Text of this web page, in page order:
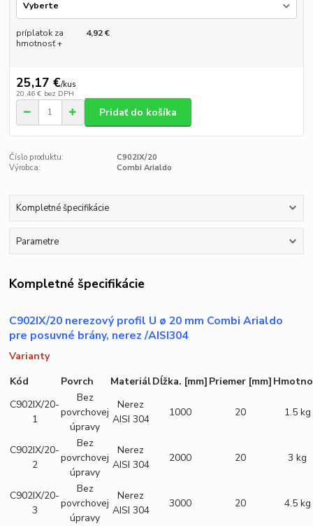
príplatok za
hmotnosť +
4,92 €
25,17 €/kus
20,46 € bez DPH
Pridať do košíka
Číslo produktu:
C902IX/20
Výrobca:
Combi Arialdo
Kompletné špecifikácie
Parametre
Kompletné špecifikácie
C902IX/20 nerezový profil U ø 20 mm Combi Arialdo
pre posuvné brány, nerez /AISI304
Varianty
Kód
Povrch MateriálDĺžka. [mm] Priemer [mm]
C902IX/20-
1
Bez
povrchovej
úpravy
Nerez
AISI 304
1000 20 1.5 kg
C902IX/20-
2
Bez
povrchovej
úpravy
Nerez
AISI 304
2000 20 3 kg
C902IX/20-
3
Bez
povrchovej
úpravy
Nerez
AISI 304
3000 20 4.5 kg